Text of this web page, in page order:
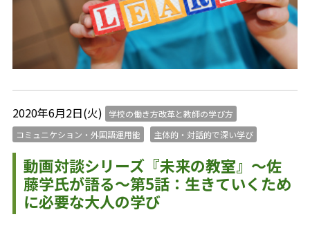
2020年6月2日(火)
学校の働き方改革と教師の学び方
コミュニケション・外国語運用能
主体的・対話的で深い学び
動画対談シリーズ『未来の教室』～佐
藤学氏が語る～第5話：生きていくため
に必要な大人の学び